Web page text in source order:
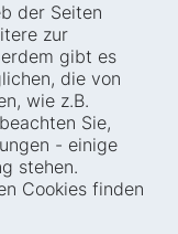
der Seiten
zur
gibt es
die von
wie z.B.
Sie,
- einige
stehen.
Cookies finden